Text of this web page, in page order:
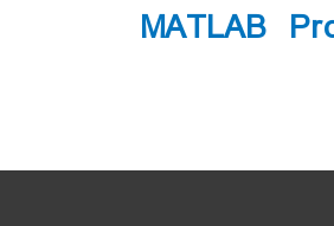
MATLAB